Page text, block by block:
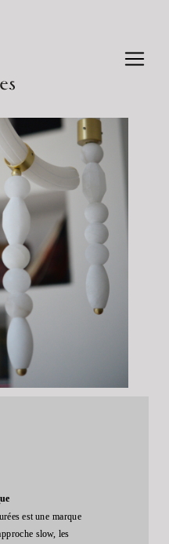
est une marque
slow, les